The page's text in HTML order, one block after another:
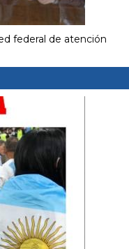
federal de atención